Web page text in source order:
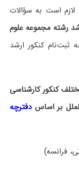
است به سؤالات
رشته مجموعه علوم
ثبت‌نام کنکور ارشد
کنکور کارشناسی
بر اساس دفترچه